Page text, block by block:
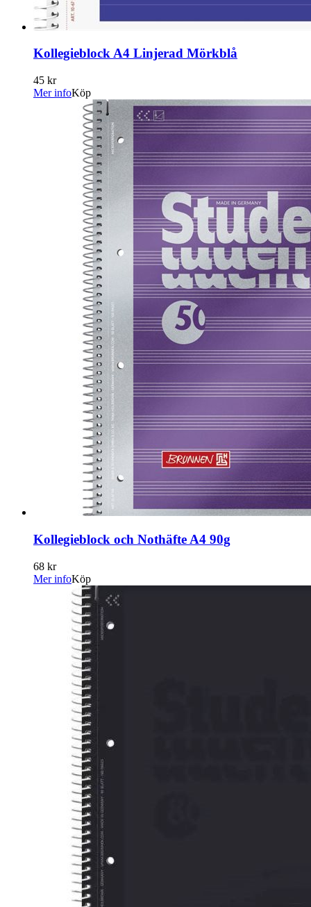
Kollegieblock A4 Linjerad Mörkblå
45 kr
Mer infoKöp
Kollegieblock och Nothäfte A4 90g
68 kr
Mer infoKöp